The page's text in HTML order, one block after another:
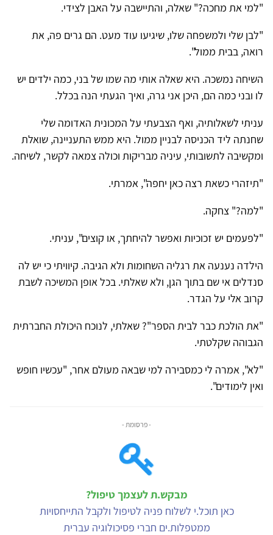
"למי את מחכה?" שאלה, והתיישבה על האבן לצידי.
"לבן שלי ולמשפחה שלו, שיגיעו עוד מעט. הם גרים פה, את
רואה, בבית ממול".
השיחה נמשכה. היא שאלה אותי מה שמו של בני, כמה ילדים יש
לו ובני כמה הם, היכן אני גרה, ואיך הגעתי הנה בכלל.
עניתי לשאלותיה, ואף הצבעתי על המכונית האדומה שלי
שחנתה ליד הכניסה לבניין ממול. היא ממש התעניינה, שואלת
ומקשיבה לתשובותי, עיניה מבריקות וכולה צמאה לקשר, לשיחה.
"תיזהרי כשאת רצה כאן יחפה", אמרתי.
"למה?" צחקה.
"לפעמים יש זכוכיות ואפשר להיחתך, או קוצים", עניתי.
הילדה נענעה את רגליה השחומות ולא הגיבה. קיוויתי כי יש לה
סנדלים אי שם בתוך הגן, ולא שאלתי. בכל אופן המשיכה לשבת
קרוב אלי על הגדר.
"את הולכת כבר לבית הספר"? שאלתי, לנוכח היכולת החברתית
הגבוהה שקלטתי.
"לא", אמרה לי כמסבירה למי שבאה מעולם אחר, "עכשיו חופש
ואין לימודים".
- פרסומת -
מבקש.ת לעצמך טיפול?
כאן תוכל.י לשלוח פניה לטיפול ולקבל התייחסויות
ממטפלות.ים חברי פסיכולוגיה עברית